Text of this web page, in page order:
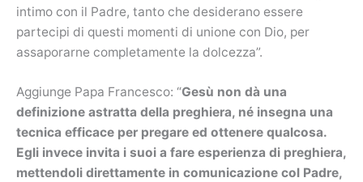
intimo con il Padre, tanto che desiderano essere
partecipi di questi momenti di unione con Dio, per
assaporarne completamente la dolcezza”.
Aggiunge Papa Francesco: “Gesù non dà una
definizione astratta della preghiera, né insegna una
tecnica efficace per pregare ed ottenere qualcosa.
Egli invece invita i suoi a fare esperienza di preghiera,
mettendoli direttamente in comunicazione col Padre,